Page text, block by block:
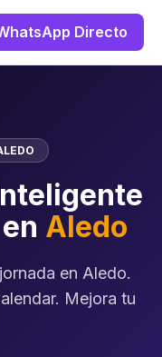
Directo
Aledo
en Aledo.
Mejora tu